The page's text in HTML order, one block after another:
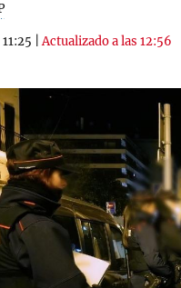
11:25 |Actualizado a las 12:56